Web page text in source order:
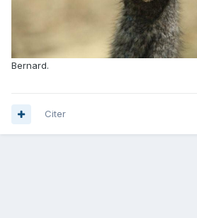
Bernard.
Citer